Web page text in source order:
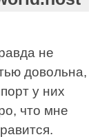
не
довольна,
у них
что мне